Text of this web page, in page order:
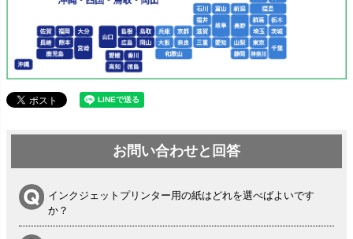
お問い合わせと回答
インクジェットプリンター用の紙はどれを選べばよいです
か？